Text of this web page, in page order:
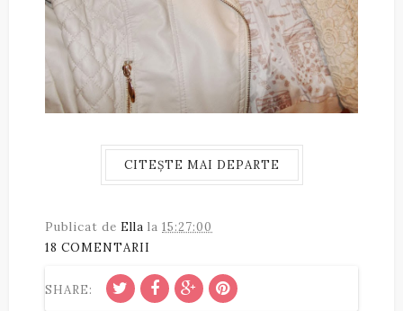
CITEȘTE MAI DEPARTE
Publicat de Ella la 15:27:00
18 COMENTARII
SHARE: